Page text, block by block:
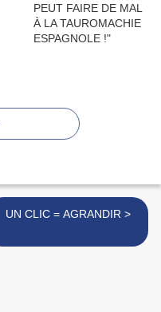
UN CLIC = AGRANDIR >